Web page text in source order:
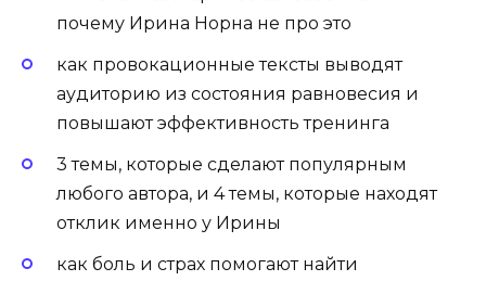
почему Ирина Норна не про это
как провокационные тексты выводят
аудиторию из состояния равновесия и
повышают эффективность тренинга
3 темы, которые сделают популярным
любого автора, и 4 темы, которые находят
отклик именно у Ирины
как боль и страх помогают найти